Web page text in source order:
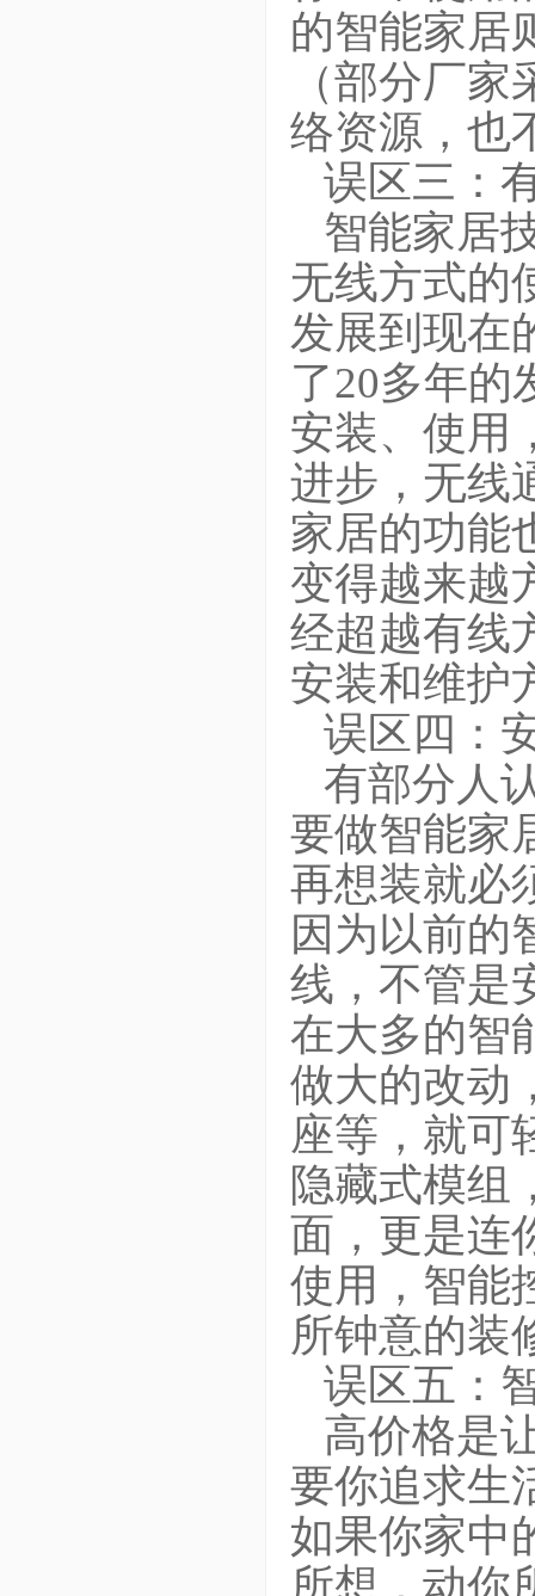
的智能家居
（部分厂
络资源，也
误区三：
智能家居
无线方式的
发展到现在
了20多年的
安装、使用
进步，无线
家居的功能
变得越来越
经超越有线
安装和维护
误区四：
有部分人
要做智能家
再想装就必
因为以前的
线，不管是
在大多的智
做大的改动
座等，就可
隐藏式模组
面，更是连
使用，智能
所钟意的装
误区五：
高价格是
要你追求生
如果你家中
所想，动你